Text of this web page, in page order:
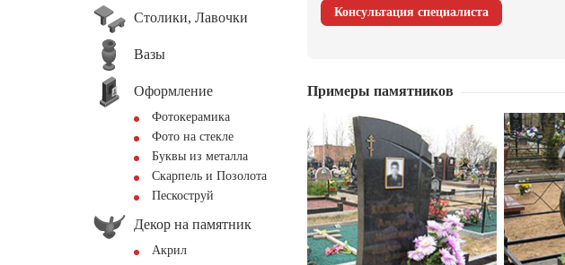
Столики, Лавочки
Вазы
Оформление
Фотокерамика
Фото на стекле
Буквы из металла
Скарпель и Позолота
Пескоструй
Декор на памятник
Акрил
Консультация специалиста
Примеры памятников